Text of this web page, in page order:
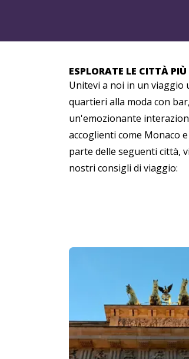
ESPLORATE LE CITTÀ
Unitevi a noi in un viaggio
quartieri alla moda con
un'emozionante
accoglienti come Monaco
parte delle seguenti città,
nostri consigli di viaggio: